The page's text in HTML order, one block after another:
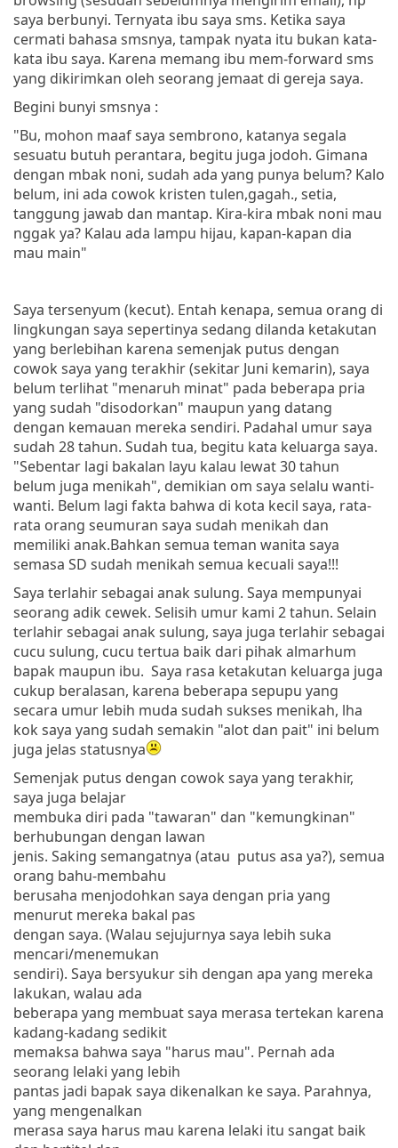
saya berbunyi. Ternyata ibu saya sms. Ketika saya
cermati bahasa smsnya, tampak nyata itu bukan kata-
kata ibu saya. Karena memang ibu mem-forward sms
yang dikirimkan oleh seorang jemaat di gereja saya.
Begini bunyi smsnya :
"Bu, mohon maaf saya sembrono, katanya segala
sesuatu butuh perantara, begitu juga jodoh. Gimana
dengan mbak noni, sudah ada yang punya belum? Kalo
belum, ini ada cowok kristen tulen,gagah., setia,
tanggung jawab dan mantap. Kira-kira mbak noni mau
nggak ya? Kalau ada lampu hijau, kapan-kapan dia
mau main"
Saya tersenyum (kecut). Entah kenapa, semua orang di
lingkungan saya sepertinya sedang dilanda ketakutan
yang berlebihan karena semenjak putus dengan
cowok saya yang terakhir (sekitar Juni kemarin), saya
belum terlihat "menaruh minat" pada beberapa pria
yang sudah "disodorkan" maupun yang datang
dengan kemauan mereka sendiri. Padahal umur saya
sudah 28 tahun. Sudah tua, begitu kata keluarga saya.
"Sebentar lagi bakalan layu kalau lewat 30 tahun
belum juga menikah", demikian om saya selalu wanti-
wanti. Belum lagi fakta bahwa di kota kecil saya, rata-
rata orang seumuran saya sudah menikah dan
memiliki anak.Bahkan semua teman wanita saya
semasa SD sudah menikah semua kecuali saya!!!
Saya terlahir sebagai anak sulung. Saya mempunyai
seorang adik cewek. Selisih umur kami 2 tahun. Selain
terlahir sebagai anak sulung, saya juga terlahir sebagai
cucu sulung, cucu tertua baik dari pihak almarhum
bapak maupun ibu. Saya rasa ketakutan keluarga juga
cukup beralasan, karena beberapa sepupu yang
secara umur lebih muda sudah sukses menikah, lha
kok saya yang sudah semakin "alot dan pait" ini belum
juga jelas statusnya
Semenjak putus dengan cowok saya yang terakhir,
saya juga belajar
membuka diri pada "tawaran" dan "kemungkinan"
berhubungan dengan lawan
jenis. Saking semangatnya (atau putus asa ya?), semua
orang bahu-membahu
berusaha menjodohkan saya dengan pria yang
menurut mereka bakal pas
dengan saya. (Walau sejujurnya saya lebih suka
mencari/menemukan
sendiri). Saya bersyukur sih dengan apa yang mereka
lakukan, walau ada
beberapa yang membuat saya merasa tertekan karena
kadang-kadang sedikit
memaksa bahwa saya "harus mau". Pernah ada
seorang lelaki yang lebih
pantas jadi bapak saya dikenalkan ke saya. Parahnya,
yang mengenalkan
merasa saya harus mau karena lelaki itu sangat baik